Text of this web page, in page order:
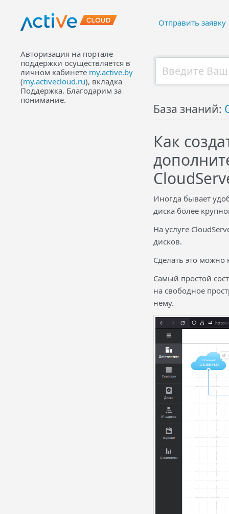
Отправить заявку
Авторизация на портале
поддержки осуществляется в
личном кабинете my.active.by
(my.activecloud.ru), вкладка
Поддержка. Благодарим за
понимание.
База знаний:
Как
Иногда бывает
диска более
На услуге
дисков.
Сделать это можно
Самый простой
на свободное
нему.